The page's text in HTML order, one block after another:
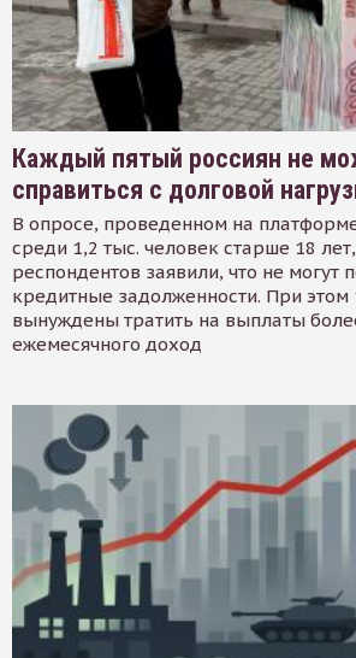
Каждый пятый россиян не
справиться с долговой
В опросе, проведенном на
среди 1,2 тыс. человек старше 18
респондентов заявили, что не могут
кредитные задолженности. При
вынуждены тратить на выплаты
ежемесячного доход